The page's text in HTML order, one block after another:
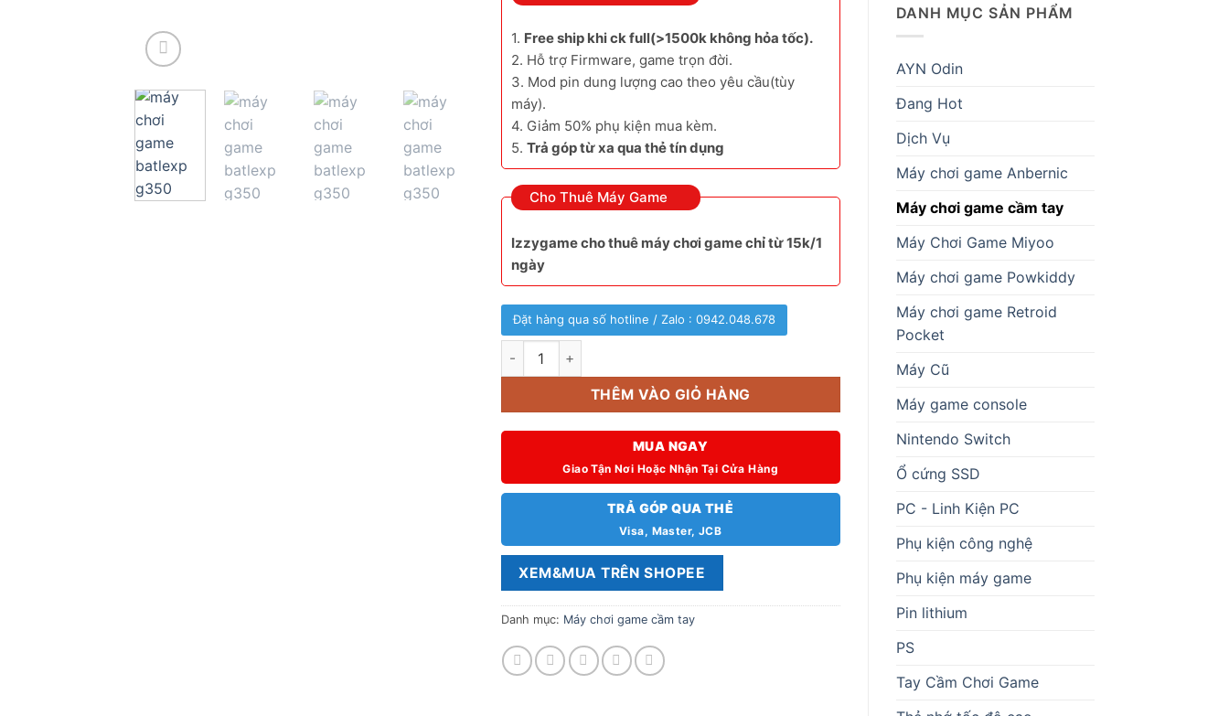
DANH MỤC SẢN PHẨM
AYN Odin
Đang Hot
Dịch Vụ
Máy chơi game Anbernic
Máy chơi game cầm tay
Máy Chơi Game Miyoo
Máy chơi game Powkiddy
Máy chơi game Retroid
Pocket
Máy Cũ
Máy game console
Nintendo Switch
Ổ cứng SSD
PC - Linh Kiện PC
Phụ kiện công nghệ
Phụ kiện máy game
Pin lithium
PS
Tay Cầm Chơi Game
1. Free ship khi ck full(>1500k không hỏa tốc).
2. Hỗ trợ Firmware, game trọn đời.
3. Mod pin dung lượng cao theo yêu cầu(tùy
máy).
4. Giảm 50% phụ kiện mua kèm.
5. Trả góp từ xa qua thẻ tín dụng
Cho Thuê Máy Game
Izzygame cho thuê máy chơi game chỉ từ 15k/1
ngày
Đặt hàng qua số hotline / Zalo : 0942.048.678
BatleXP G350 chất lượng vượt trội R36s số lượng
THÊM VÀO GIỎ HÀNG
MUA NGAY
Giao Tận Nơi Hoặc Nhận Tại Cửa Hàng
TRẢ GÓP QUA THẺ
Visa, Master, JCB
XEM&MUA TRÊN SHOPEE
Danh mục: Máy chơi game cầm tay